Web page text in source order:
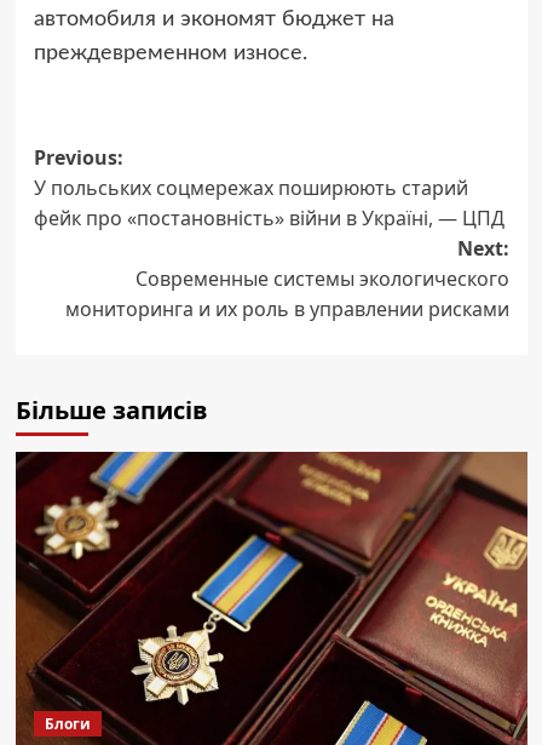
автомобиля и экономят бюджет на
преждевременном износе.
Post
navigation
Previous:
У польських соцмережах поширюють старий
фейк про «постановність» війни в Україні, — ЦПД
Next:
Современные системы экологического
мониторинга и их роль в управлении рисками
Більше записів
Блоги